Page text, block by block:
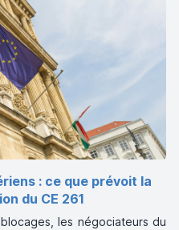
: ce que prévoit la
du CE 261
les négociateurs du